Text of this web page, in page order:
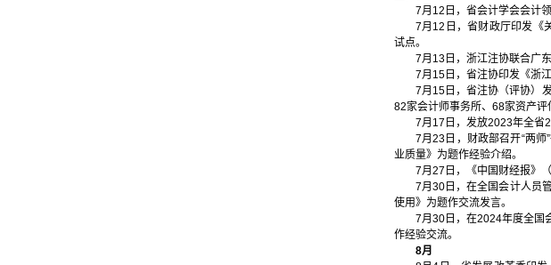
7月12日，省会计学会会计
7月12日，省财政厅印发《
试点。
7月13日，浙江注协联合广
7月15日，省注协印发《浙
7月15日，省注协（评协）
82家会计师事务所、68家资产评
7月17日，发放2023年全省
7月23日，财政部召开“两师
业质量》为题作经验介绍。
7月27日，《中国财经报》
7月30日，在全国会计人员
使用》为题作交流发言。
7月30日，在2024年度全国
作经验交流。
8月